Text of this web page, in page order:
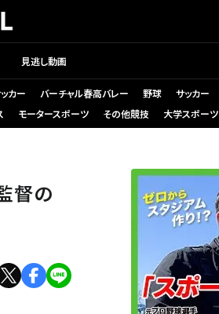
見逃し動画
カー バーチャル春高バレー 野球 サッカー
モータースポーツ その他競技 大学スポーツ
督の